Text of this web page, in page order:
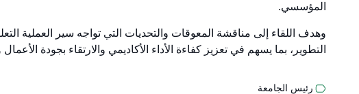
المؤسسي.
وهدف اللقاء إلى مناقشة المعوقات والتحديات التي تواجه سير العملية
التطوير، بما يسهم في تعزيز كفاءة الأداء الأكاديمي والارتقاء بجودة
رئيس الجامعة